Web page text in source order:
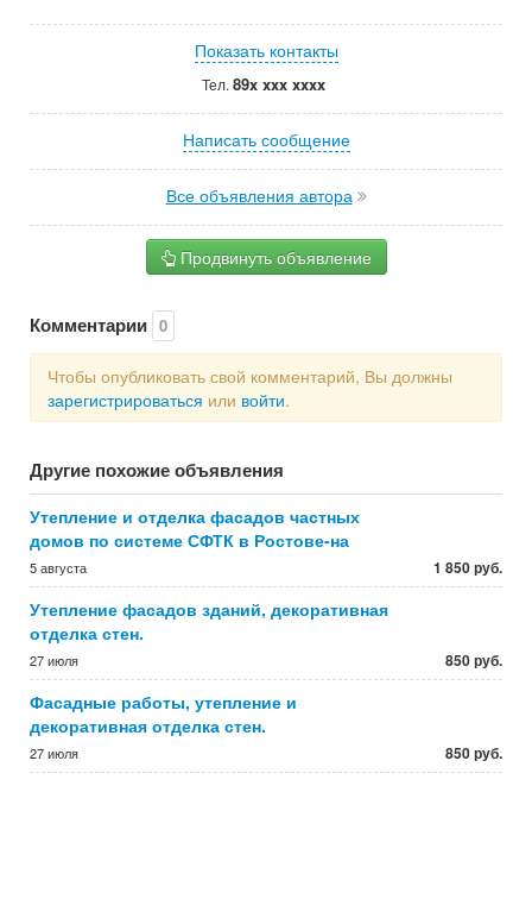
Показать контакты
Тел. 89x xxx xxxx
Написать сообщение
Все объявления автора
Продвинуть объявление
Комментарии 0
Чтобы опубликовать свой комментарий, Вы должны
зарегистрироваться или войти.
Другие похожие объявления
Утепление и отделка фасадов частных
домов по системе СФТК в Ростове-на
5 августа 1 850 руб.
Утепление фасадов зданий, декоративная
отделка стен.
27 июля 850 руб.
Фасадные работы, утепление и
декоративная отделка стен.
27 июля 850 руб.